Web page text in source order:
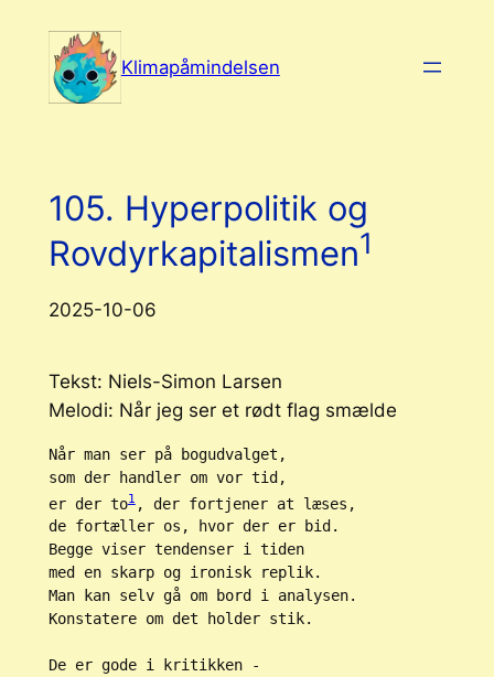
indhold
Klimapåmindelsen
105. Hyperpolitik og
Rovdyrkapitalismen1
2025-10-06
Tekst: Niels-Simon Larsen
Melodi: Når jeg ser et rødt flag smælde
Når man ser på bogudvalget,
som der handler om vor tid,
er der to1, der fortjener at læses,
de fortæller os, hvor der er bid.
Begge viser tendenser i tiden
med en skarp og ironisk replik.
Man kan selv gå om bord i analysen.
Konstatere om det holder stik.
De er gode i kritikken -